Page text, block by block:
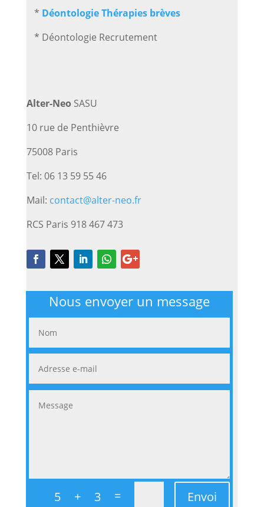
* Déontologie Thérapies brèves
* Déontologie Recrutement
Alter-Neo SASU
10 rue de Penthièvre
75008 Paris
Tel: 06 13 59 55 46
Mail: contact@alter-neo.fr
RCS Paris 918 467 473
Nous envoyer un message
5 + 3 = Envoi